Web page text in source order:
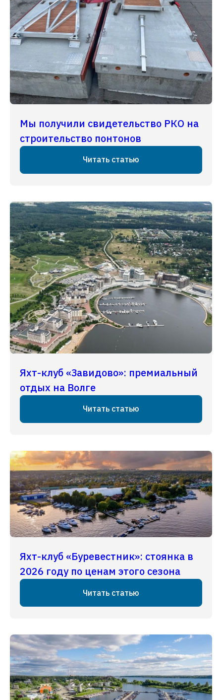
Мы получили свидетельство РКО на
строительство понтонов
Читать статью
Яхт-клуб «Завидово»: премиальный
отдых на Волге
Читать статью
Яхт-клуб «Буревестник»: стоянка в
2026 году по ценам этого сезона
Читать статью